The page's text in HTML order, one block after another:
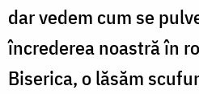
dar vedem cum se
încrederea noastră în
Biserica, o lăsăm